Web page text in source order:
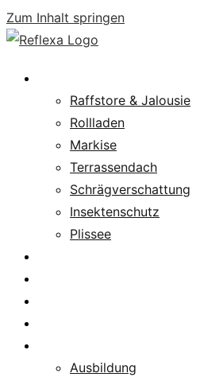
Zum Inhalt springen
Raffstore & Jalousie
Rollladen
Markise
Terrassendach
Schrägverschattung
Insektenschutz
Plissee
Ausbildung